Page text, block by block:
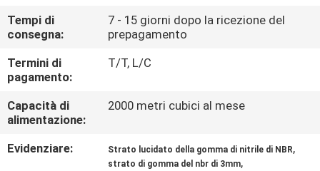
CONTATTICI
BLOG
RICHIEDA
UNA
Tempi di
consegna:
7 - 15 giorni dopo la ricezione del
prepagamento
Termini di
pagamento:
T/T, L/C
Capacità di
alimentazione:
2000 metri cubici al mese
Evidenziare: Strato lucidato della gomma di nitrile di NBR,
strato di gomma del nbr di 3mm,